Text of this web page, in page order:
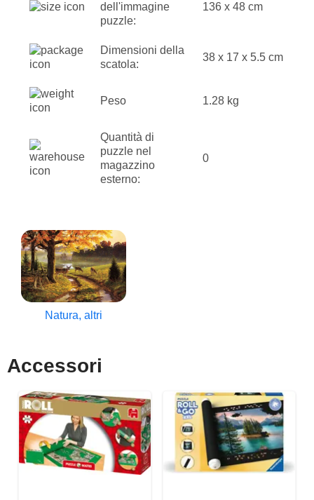
dell'immagine
puzzle:
136 x 48 cm
Dimensioni della
scatola:
38 x 17 x 5.5 cm
Peso 1.28 kg
Quantità di
puzzle nel
magazzino
esterno:
0
Natura, altri
Accessori